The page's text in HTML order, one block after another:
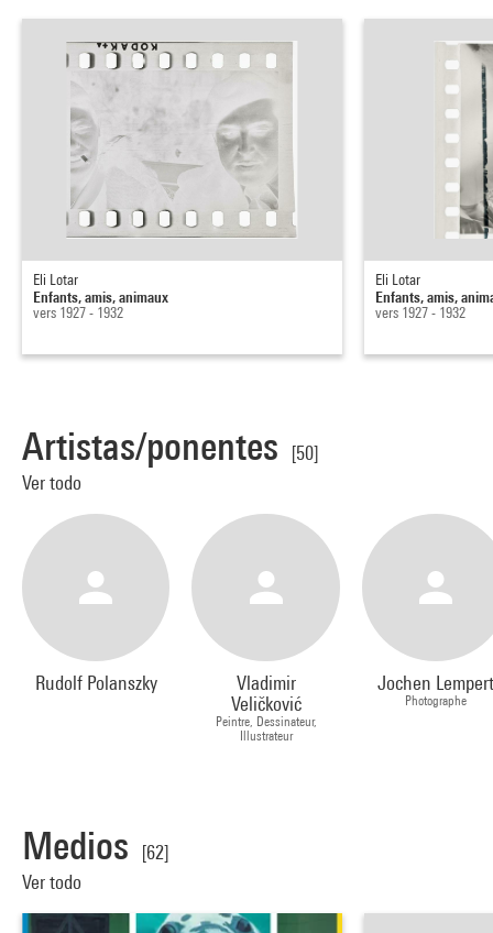
Eli Lotar
Enfants, amis, animaux
vers 1927 - 1932
Eli Lotar
Enfants, amis,
vers 1927 - 1932
Artistas/ponentes
[50]
Ver todo
Rudolf Polanszky
Vladimir
Veličković
Peintre, Dessinateur,
Illustrateur
Jochen Lempert
Photographe
Medios
[62]
Ver todo